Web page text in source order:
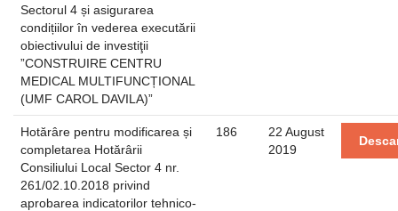
Sectorul 4 și asigurarea
condițiilor în vederea executării
obiectivului de investiţii
”CONSTRUIRE CENTRU
MEDICAL MULTIFUNCȚIONAL
(UMF CAROL DAVILA)”
Hotărâre pentru modificarea și
completarea Hotărârii
Consiliului Local Sector 4 nr.
261/02.10.2018 privind
aprobarea indicatorilor tehnico-
186
22 August
2019